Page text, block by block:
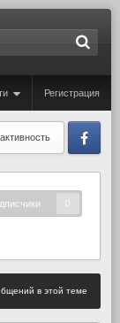
Регистрация
0
в этой теме